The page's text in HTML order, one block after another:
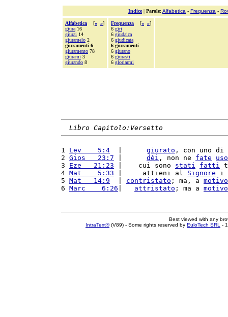
Indice| Parole: Alfabetica - Frequenza -
Alfabetica [« »]
giura 16
giurai 14
giuramelo 2
giuramenti 6
giuramento 78
giurami 3
giurando 8
Frequenza [« »]
6 giri
6 giudaica
6 giudicata
6 giuramenti
6 giurano
6 giurasti
6 gloriarmi
Libro Capitolo:Versetto
1 Lev    5:4 giurato , con uno
2 Gios   23:7 dèi , non ne fate
uso
3 Eze   21:23 |    cui sono stati fatti
4 Mat    5:33 |     attieni al Signore i
5 Mat   14:9 contristato ; ma, a motivo
6 Marc    6:26 attristato ; ma a motivo
Best viewed with any
IntraText®(V89) - Some rights reserved by EuloTech SRL -